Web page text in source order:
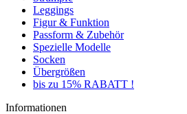
Leggings
Figur & Funktion
Passform & Zubehör
Spezielle Modelle
Socken
Übergrößen
bis zu 15% RABATT !
Informationen